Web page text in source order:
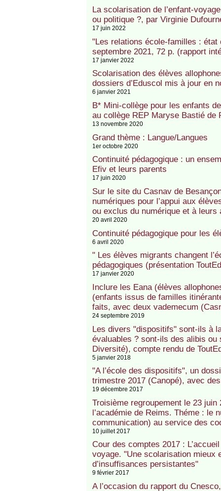
La scolarisation de l’enfant-
ou politique ?, par Virginie
17 juin 2022
"Les relations école-familles :
septembre 2021, 72 p. (rapport
17 janvier 2022
Scolarisation des élèves
dossiers d’Eduscol mis à jour en
6 janvier 2021
B* Mini-collège pour les enfants
au collège REP Maryse Bastié de
13 novembre 2020
Grand thème : Langue/Langues
1er octobre 2020
Continuité pédagogique : un
Efiv et leurs parents
17 juin 2020
Sur le site du Casnav de
numériques pour l’appui aux
ou exclus du numérique et à leurs
20 avril 2020
Continuité pédagogique pour les
6 avril 2020
" Les élèves migrants changent
pédagogiques (présentation
17 janvier 2020
Inclure les Eana (élèves
(enfants issus de familles
faits, avec deux vademecum
24 septembre 2019
Les divers "dispositifs" sont-ils à
évaluables ? sont-ils des alibis
Diversité), compte rendu de
5 janvier 2018
"A l’école des dispositifs", un
trimestre 2017 (Canopé), avec
19 décembre 2017
Troisième regroupement le 23
l’académie de Reims. Théme : le
communication) au service des
10 juillet 2017
Cour des comptes 2017 :
voyage. "Une scolarisation mieux
d’insuffisances persistantes"
9 février 2017
A l’occasion du rapport du